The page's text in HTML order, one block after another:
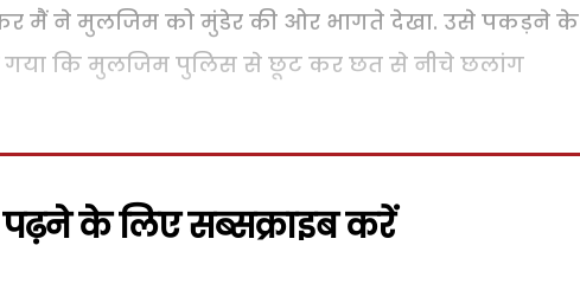
मैं ने मुलजिम को मुंडेर की ओर भागते देखा. उसे पकड़ने के
गया कि मुलजिम पुलिस से छूट कर छत से नीचे छलांग
के लिए सब्सक्राइब करें